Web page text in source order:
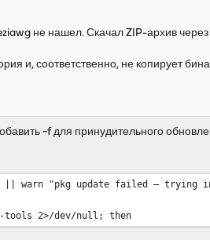
start.
не нашел. Скачал ZIP-архив через
и, соответственно, не копирует
-f для принудительного
|| warn "pkg update failed — trying
tools 2>/dev/null; then